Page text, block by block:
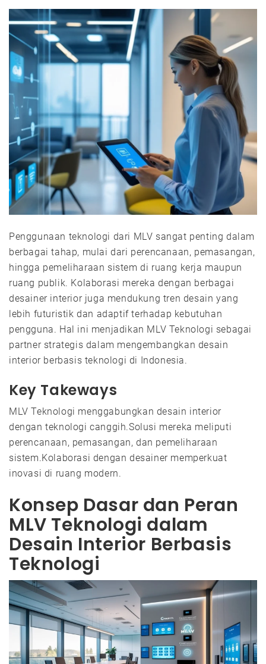
Penggunaan teknologi dari MLV sangat penting dalam
berbagai tahap, mulai dari perencanaan, pemasangan,
hingga pemeliharaan sistem di ruang kerja maupun
ruang publik. Kolaborasi mereka dengan berbagai
desainer interior juga mendukung tren desain yang
lebih futuristik dan adaptif terhadap kebutuhan
pengguna. Hal ini menjadikan MLV Teknologi sebagai
partner strategis dalam mengembangkan desain
interior berbasis teknologi di Indonesia.
Key Takeways
MLV Teknologi menggabungkan desain interior
dengan teknologi canggih.Solusi mereka meliputi
perencanaan, pemasangan, dan pemeliharaan
sistem.Kolaborasi dengan desainer memperkuat
inovasi di ruang modern.
Konsep Dasar dan Peran
MLV Teknologi dalam
Desain Interior Berbasis
Teknologi